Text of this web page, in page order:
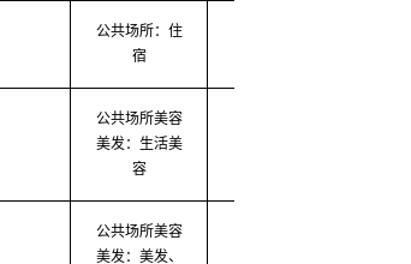
公共场所：住
宿
公共场所美容
美发：生活美
容
公共场所美容
美发：美发、